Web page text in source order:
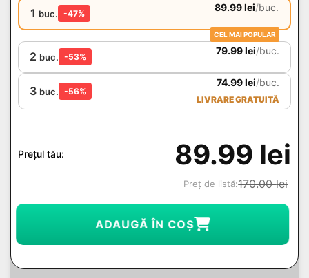
1 buc. -47%
89.99lei/buc.
CEL MAI POPULAR
2 buc. -53%
79.99lei/buc.
3 buc. -56%
74.99lei/buc.
LIVRARE GRATUITĂ
Prețul tău: 89.99 lei
Preț de listă:170.00lei
ADAUGĂ ÎN COȘ